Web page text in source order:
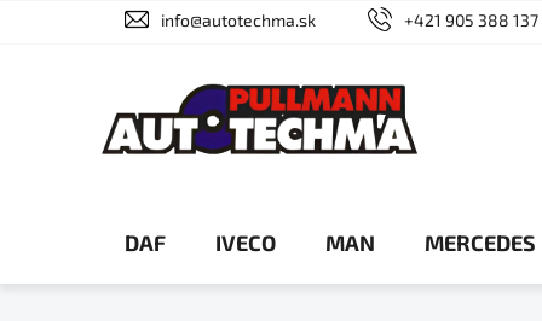
info@autotechma.sk +421 905 388 137
DAF IVECO MAN